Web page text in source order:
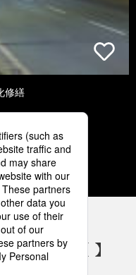
修繕
5
アカウント